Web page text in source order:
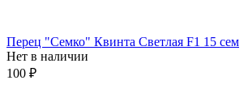
Перец "Семко" Квинта Светлая F1 15 сем
Нет в наличии
100 ₽